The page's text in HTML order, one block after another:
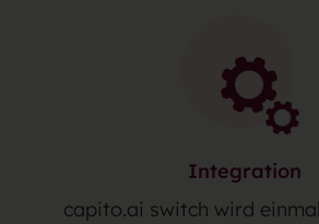
Integration
capito.ai switch wird